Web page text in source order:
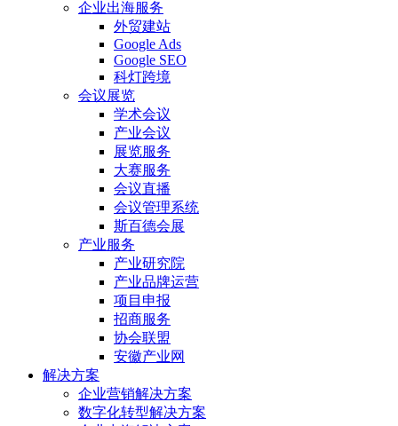
企业出海服务
外贸建站
Google Ads
Google SEO
科灯跨境
会议展览
学术会议
产业会议
展览服务
大赛服务
会议直播
会议管理系统
斯百德会展
产业服务
产业研究院
产业品牌运营
项目申报
招商服务
协会联盟
安徽产业网
解决方案
企业营销解决方案
数字化转型解决方案